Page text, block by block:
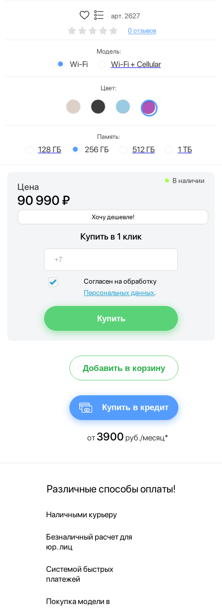
арт. 2627
0 отзывов
Модель:
Wi-Fi Wi-Fi + Cellular
Цвет:
Память:
128 ГБ 256 ГБ 512 ГБ 1 ТБ
Цена
90 990 ₽
Хочу дешевле!
В наличии
Купить в 1 клик
Согласен на обработку
Персональных данных.
Добавить в корзину
Купить в кредит
от 3900 руб./месяц*
Различные способы оплаты!
Наличными курьеру
Безналичный расчет для
юр. лиц
Системой быстрых
платежей
Покупка модели в